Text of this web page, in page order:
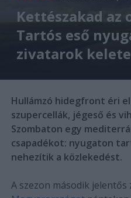
Kettészakad az
Tartós eső
zivatarok
Hullámzó hidegfront éri
szupercellák, jégeső és
Szombaton egy
csapadékot: nyugaton
nehezítik a közlekedést.
A szezon második